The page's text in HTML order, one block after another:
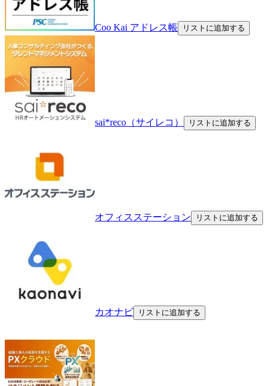
Coo Kai アドレス帳 リストに追加する
sai*reco（サイレコ） リストに追加する
オフィスステーション リストに追加する
カオナビ リストに追加する